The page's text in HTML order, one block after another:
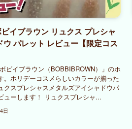
イブラウン リュクス プレシャ
ウ パレット レビュー【限定コス
ビイブラウン（BOBBIBROWN）」のホ
。ホリデーコスメらしいカラーが揃った
クスプレシャスメタルズアイシャドウパ
ューします！ リュクスプレシャ...
日